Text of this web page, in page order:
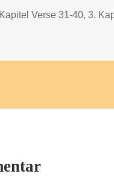
Verse 31-40,3.